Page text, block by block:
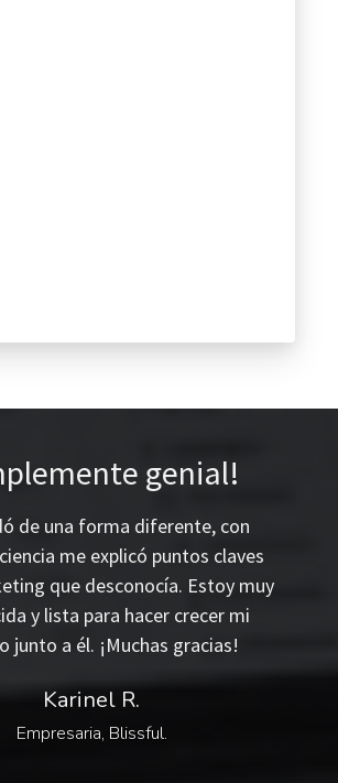
genial!
de una forma diferente, con
me explicó puntos claves
que desconocía. Estoy muy
y lista para hacer crecer mi
junto a él. ¡Muchas gracias!
Karinel R.
Empresaria, Blissful.